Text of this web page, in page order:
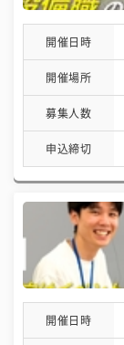
開催日時
開催場所
募集人数
申込締切
開催日時